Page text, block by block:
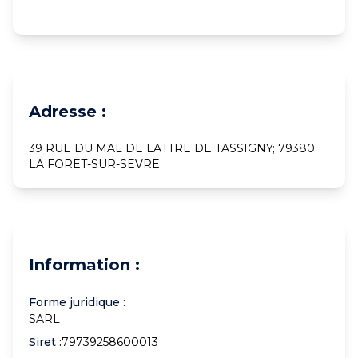
Adresse :
39 RUE DU MAL DE LATTRE DE TASSIGNY; 79380
LA FORET-SUR-SEVRE
Information :
Forme juridique :
SARL
Siret :79739258600013